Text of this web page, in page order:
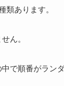
類あります。
ん。
で順番がラン